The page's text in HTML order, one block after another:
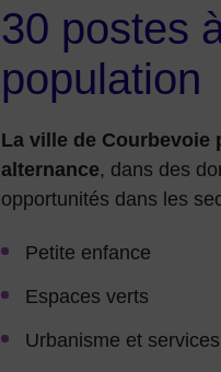
30 postes
population
La ville de Courbevoie
alternance, dans des
opportunités dans les
Petite enfance
Espaces verts
Urbanisme et